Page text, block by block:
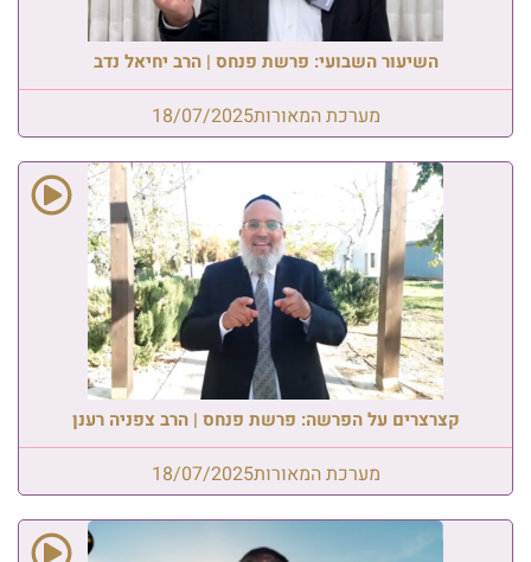
השיעור השבועי: פרשת פנחס | הרב יחיאל נדב
מערכת המאורות18/07/2025
קצרצרים על הפרשה: פרשת פנחס | הרב צפניה רענן
מערכת המאורות18/07/2025